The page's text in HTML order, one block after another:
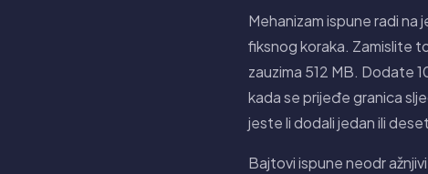
Mehanizam ispune radi na
fiksnog koraka. Zamislite
zauzima 512 MB. Dodate
kada se prijeđe granica
jeste li dodali jedan ili
Bajtovi ispune neodr